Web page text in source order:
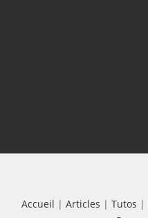
Accueil | Articles | Tutos |